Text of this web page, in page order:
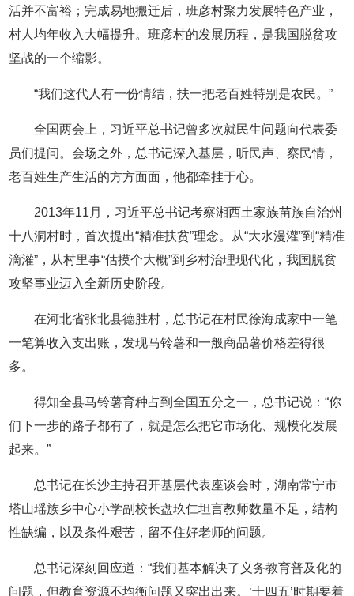
活并不富裕；完成易地搬迁后，班彦村聚力发展特色产业，
村人均年收入大幅提升。班彦村的发展历程，是我国脱贫攻
坚战的一个缩影。
“我们这代人有一份情结，扶一把老百姓特别是农民。”
全国两会上，习近平总书记曾多次就民生问题向代表委
员们提问。会场之外，总书记深入基层，听民声、察民情，
老百姓生产生活的方方面面，他都牵挂于心。
2013年11月，习近平总书记考察湘西土家族苗族自治州
十八洞村时，首次提出“精准扶贫”理念。从“大水漫灌”到“精准
滴灌”，从村里事“估摸个大概”到乡村治理现代化，我国脱贫
攻坚事业迈入全新历史阶段。
在河北省张北县德胜村，总书记在村民徐海成家中一笔
一笔算收入支出账，发现马铃薯和一般商品薯价格差得很
多。
得知全县马铃薯育种占到全国五分之一，总书记说：“你
们下一步的路子都有了，就是怎么把它市场化、规模化发展
起来。”
总书记在长沙主持召开基层代表座谈会时，湖南常宁市
塔山瑶族乡中心小学副校长盘玖仁坦言教师数量不足，结构
性缺编，以及条件艰苦，留不住好老师的问题。
总书记深刻回应道：“我们基本解决了义务教育普及化的
问题，但教育资源不均衡问题又突出出来。‘十四五’时期要着